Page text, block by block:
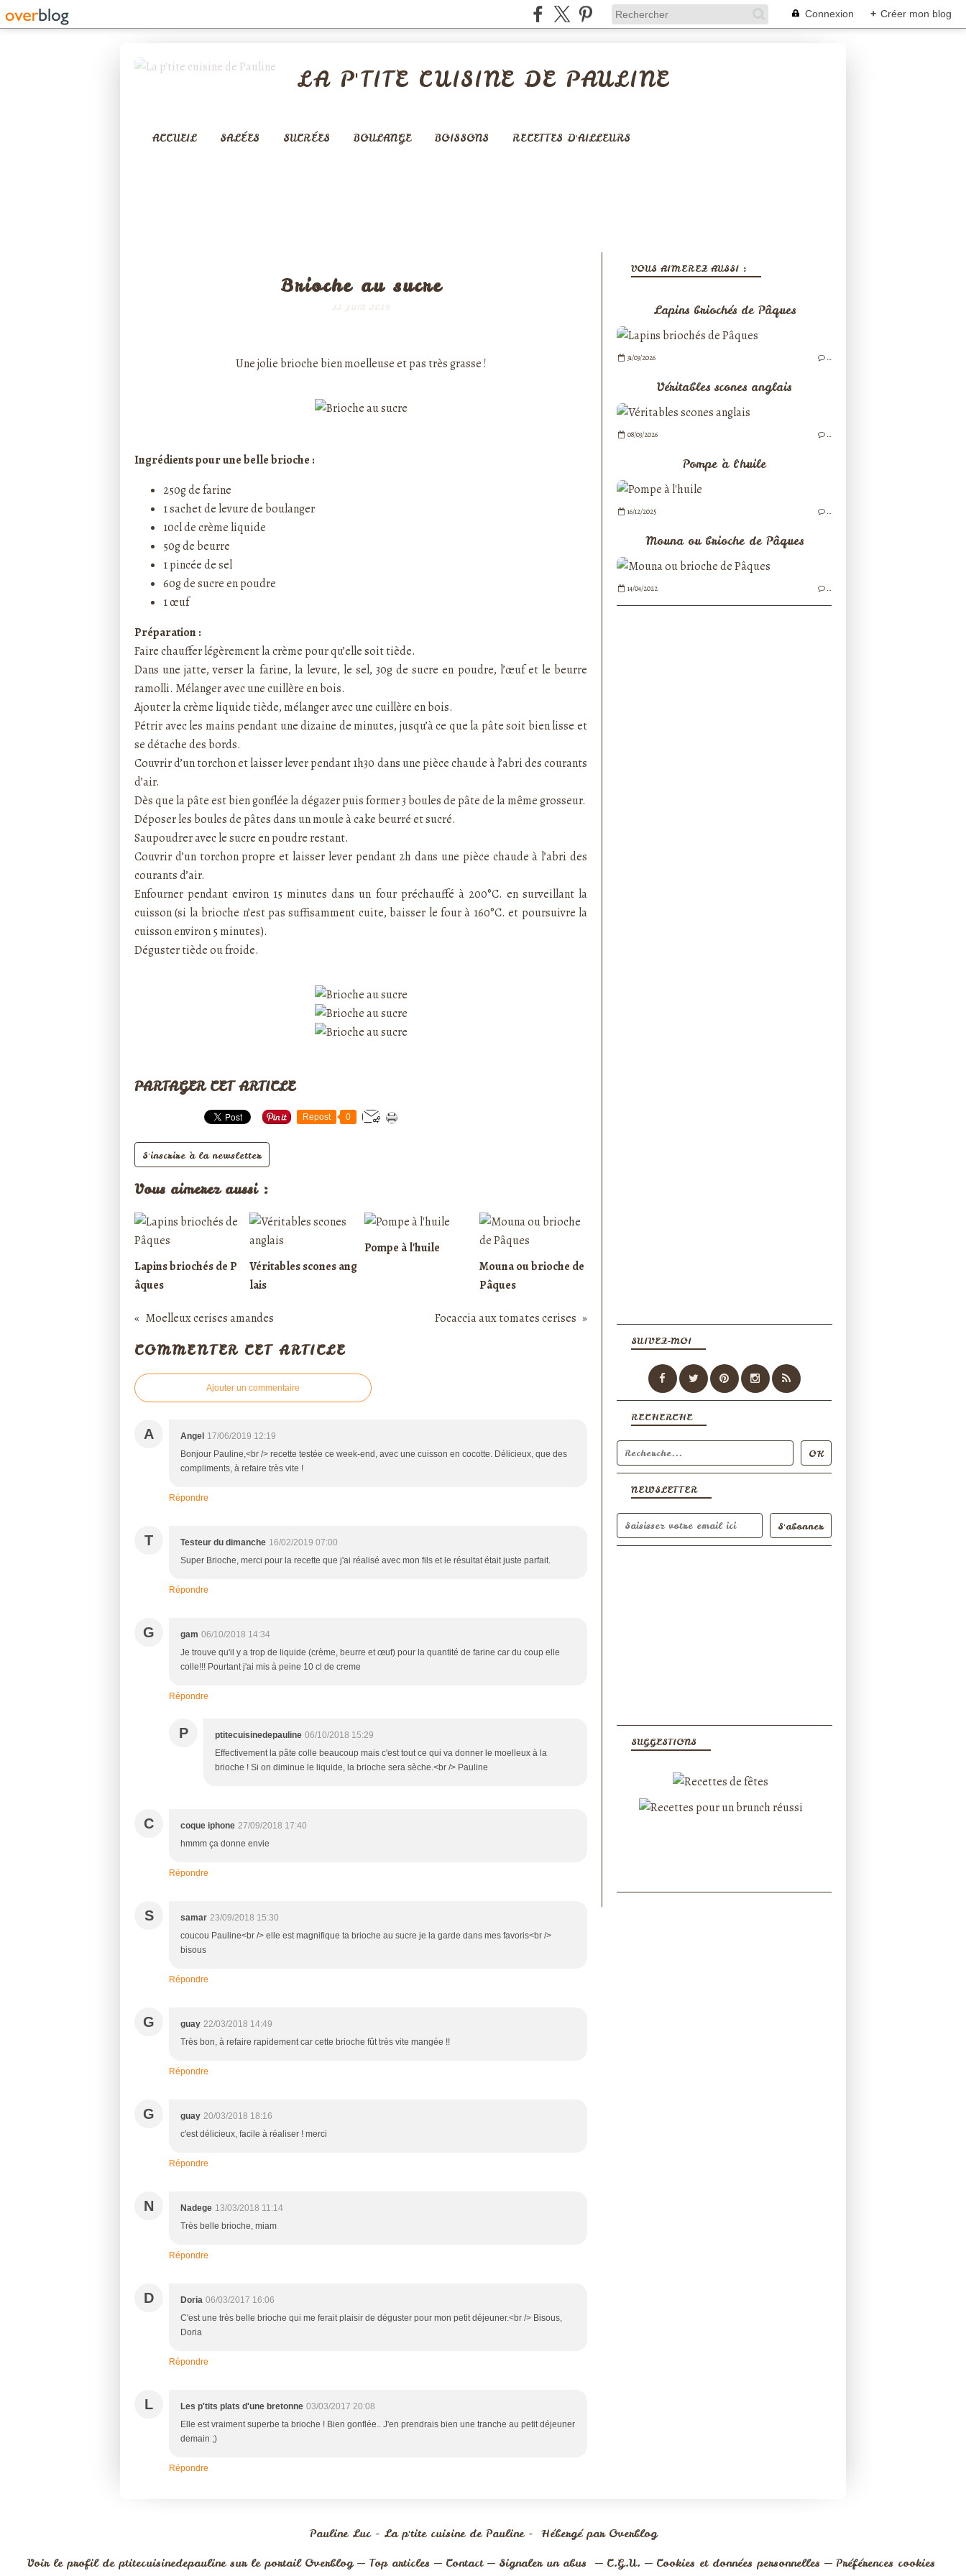
Connexion + Créer mon blog
LA P'TITE CUISINE DE PAULINE
ACCUEIL SALÉES SUCRÉES BOULANGE BOISSONS RECETTES D'AILLEURS
Brioche au sucre
12 JUIN 2019
Une jolie brioche bien moelleuse et pas très grasse !
Ingrédients pour une belle brioche :
250g de farine
1 sachet de levure de boulanger
10cl de crème liquide
50g de beurre
1 pincée de sel
60g de sucre en poudre
1 œuf
Préparation :
Faire chauffer légèrement la crème pour qu’elle soit tiède.
Dans une jatte, verser la farine, la levure, le sel, 30g de sucre en poudre, l’œuf et le beurre
ramolli. Mélanger avec une cuillère en bois.
Ajouter la crème liquide tiède, mélanger avec une cuillère en bois.
Pétrir avec les mains pendant une dizaine de minutes, jusqu’à ce que la pâte soit bien lisse et
se détache des bords.
Couvrir d’un torchon et laisser lever pendant 1h30 dans une pièce chaude à l’abri des courants
d’air.
Dès que la pâte est bien gonflée la dégazer puis former 3 boules de pâte de la même grosseur.
Déposer les boules de pâtes dans un moule à cake beurré et sucré.
Saupoudrer avec le sucre en poudre restant.
Couvrir d’un torchon propre et laisser lever pendant 2h dans une pièce chaude à l’abri des
courants d’air.
Enfourner pendant environ 15 minutes dans un four préchauffé à 200°C. en surveillant la
cuisson (si la brioche n’est pas suffisamment cuite, baisser le four à 160°C. et poursuivre la
cuisson environ 5 minutes).
Déguster tiède ou froide.
PARTAGER CET ARTICLE
Repost 0
S'inscrire à la newsletter
Vous aimerez aussi :
Lapins briochés de P
âques
Véritables scones ang
lais
Pompe à l'huile
Mouna ou brioche de
Pâques
Moelleux cerises amandes Focaccia aux tomates cerises
COMMENTER CET ARTICLE
Ajouter un commentaire
A Angel 17/06/2019 12:19
Bonjour Pauline,<br /> recette testée ce week-end, avec une cuisson en cocotte. Délicieux, que des
compliments, à refaire très vite !
Répondre
T Testeur du dimanche 16/02/2019 07:00
Super Brioche, merci pour la recette que j'ai réalisé avec mon fils et le résultat était juste parfait.
Répondre
G gam 06/10/2018 14:34
Je trouve qu'il y a trop de liquide (crème, beurre et œuf) pour la quantité de farine car du coup elle
colle!!! Pourtant j'ai mis à peine 10 cl de creme
Répondre
P ptitecuisinedepauline 06/10/2018 15:29
Effectivement la pâte colle beaucoup mais c'est tout ce qui va donner le moelleux à la
brioche ! Si on diminue le liquide, la brioche sera sèche.<br /> Pauline
C coque iphone 27/09/2018 17:40
hmmm ça donne envie
Répondre
S samar 23/09/2018 15:30
coucou Pauline<br /> elle est magnifique ta brioche au sucre je la garde dans mes favoris<br />
bisous
Répondre
G guay 22/03/2018 14:49
Très bon, à refaire rapidement car cette brioche fût très vite mangée !!
Répondre
G guay 20/03/2018 18:16
c'est délicieux, facile à réaliser ! merci
Répondre
N Nadege 13/03/2018 11:14
Très belle brioche, miam
Répondre
D Doria 06/03/2017 16:06
C'est une très belle brioche qui me ferait plaisir de déguster pour mon petit déjeuner.<br /> Bisous,
Doria
Répondre
L Les p'tits plats d'une bretonne 03/03/2017 20:08
Elle est vraiment superbe ta brioche ! Bien gonflée.. J'en prendrais bien une tranche au petit déjeuner
demain ;)
Répondre
NEWSLETTER
SUIVEZ-MOI
RECHERCHE
VOUS AIMEREZ AUSSI :
Lapins briochés de Pâques
31/03/2026 …
Véritables scones anglais
08/03/2026 …
Pompe à l'huile
16/12/2025 …
Mouna ou brioche de Pâques
14/04/2022 …
SUGGESTIONS
Pauline Luc - La p'tite cuisine de Pauline - Hébergé par Overblog
Voir le profil de ptitecuisinedepaulinesur le portail Overblog Top articles Contact Signaler un abus C.G.U. Cookies et données personnelles Préférences cookies